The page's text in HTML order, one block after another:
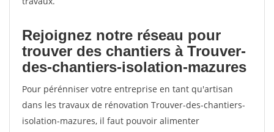
Rejoignez notre réseau pour
trouver des chantiers à Trouver-
des-chantiers-isolation-mazures
Pour pérénniser votre entreprise en tant qu'artisan
dans les travaux de rénovation Trouver-des-chantiers-
isolation-mazures, il faut pouvoir alimenter